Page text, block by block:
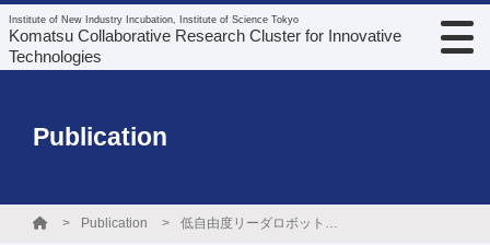
Institute of New Industry Incubation, Institute of Science Tokyo
Komatsu Collaborative Research Cluster for Innovative
Technologies
Publication
Publication 低自由度リーダロボットを用いた非線形力学系における軌道の淀み・分岐・変形に基づく半自律リーダ・フォロワ掘削システムのインタフェース設計